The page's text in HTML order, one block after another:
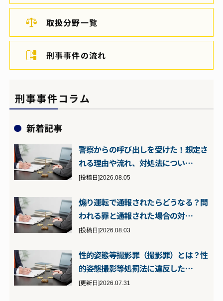
取扱分野一覧
刑事事件の流れ
刑事事件コラム
新着記事
警察からの呼び出しを受けた！想定さ
れる理由や流れ、対処法につい…
[投稿日]2026.08.05
煽り運転で通報されたらどうなる？問
われる罪と通報された場合の対…
[投稿日]2026.08.03
性的姿態等撮影罪（撮影罪）とは？性
的姿態撮影等処罰法に違反した…
[更新日]2026.07.31